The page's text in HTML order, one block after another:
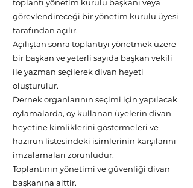
toplantı yönetim kurulu başkanı veya
görevlendireceği bir yönetim kurulu üyesi
tarafından açılır.
Açılıştan sonra toplantıyı yönetmek üzere
bir başkan ve yeterli sayıda başkan vekili
ile yazman seçilerek divan heyeti
oluşturulur.
Dernek organlarının seçimi için yapılacak
oylamalarda, oy kullanan üyelerin divan
heyetine kimliklerini göstermeleri ve
hazırun listesindeki isimlerinin karşılarını
imzalamaları zorunludur.
Toplantının yönetimi ve güvenliği divan
başkanına aittir.